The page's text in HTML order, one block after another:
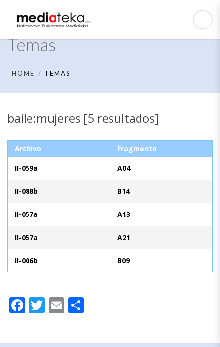
Temas
HOME TEMAS
baile:mujeres [5 resultados]
Archivo Fragmento
II-059a A04
II-088b B14
II-057a A13
II-057a A21
II-006b B09
Facebook
Twitter
Email